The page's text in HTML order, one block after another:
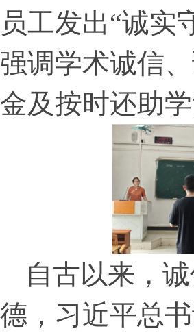
员工发出“诚实
强调学术诚信
金及按时还助
自古以来，
德，习近平总